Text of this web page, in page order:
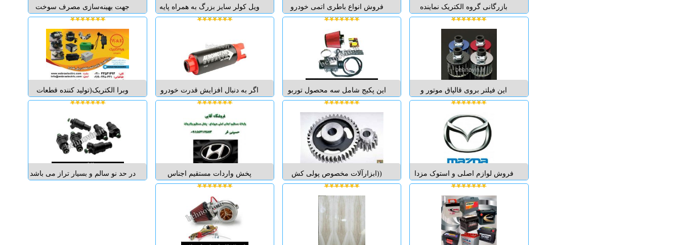
بازرگانی گروه الکتریک نماینده
انحصاری محصولات میتسوبیشی
الکتریک ژاپن در ایران و انواع
قطعات اتوماسیون صنعتی برند
میتسوبیشی الکتریک PLC . HMI
.INVERTERانواع این شرکت با
کادری مجرب آماده همکاری...
فروش انواع باطری اتمی خودرو
های سبک و سنگین با نازلترین قیمت
و بهترین کیفیت به همراه ضمانت
نامه معتبر Hexa - Solite - Platinum
- Daewoo - Hi ca- Delkor - Puma -
Singa - Indigo - Atlas - Hyundai - ...
ویل کولر سایز بزرگ به همراه پایه
فیلتر و تبدیلات و شیلنگ های فشار
شامل پایه فیلتر و لوله های فشار
قوی جهت نصب و راه اندازی می
باشد. این اویل کو...
جهت بهینه‌سازی مصرف سوخت
بهترین روش برای پایین آوردن هزینه
سوخت دارای تائیده از سازمان
محیط زیست امریکا و مرکز کنترل
آلودگی هوا این دستگاه یک مگنت
مغناطیسی از جنس نئودینیوم است
که در صنعت هواپیم...
این فیلتر بروی قالپاق موتور و
قسمت مکش هوای بخار روغن بسته
می شود و کارایی آن تصفیه هوای
ورودی و خروجی قالپاق موتور می
باشد. تحویل کالا درب منزل اطلاعات
بیشتر در فروشگاه تیونینگ بهنوین
برای اطلاعا...
این پکیج شامل سه محصول توربو
الکتریکی دو فن و فیلتر اسپورت هوا
خنک آمریکایی K&N و چیپ افزایش
شتاب دراگون می باشد. تحویل کالا
درب منزل اطلاعات بیشتر در
فروشگاه تیونینگ بهنوین برای
اطلاعات بیشتر دربا...
اگر به دنبال افزایش قدرت خودرو
به وسیله نصب توربو و سایر راه ها
هستید اولین کار برای آن خرید یک
پمپ سوخت حرفه ای و قدرتمند
می باشد تا با این عمل سوخت
بیشتری را به خودرو برسانید و موتور
خودرو دچار کمب...
وبرا الکتریک(تولید کننده قطعات
برقی خودرو) با تکیه بر نیروهای
تولید طی ربع قرن تلاش و با تاکید بر
کیفیت و دوام و ایجاد آرامش خاطر
برای مصرف کننده به عنوان یک برند
ملی شن...
فروش لوازم اصلی و استوک مزدا
323ومزدا3نیو شامل لنت - دیسک و
صفحه - دیسک چرخ - موتور –
گیربکس –استارت-ایل پمپ-جعبه
فرمان-پمپ کولر-اکسل-رادیاتور-
پمپ هیدرولیک در مدلهای مختلف از
2006-2007...
((ابزارآلات مخصوص پولی کش
خودروهای پژو- پراید- زانتیا- مگان))
شامل ابزارهای مکانیکی – جلوبندی
سازی – صافکاری – باطریسازی
همراه با آموزش ...
پخش واردات مستقیم اجناس
هیوندای (ماتیی-کروز) پخش مستقیم
واشرجات فروشگاه آقایی پخش
واشرجات آسیا فروش انواع واشر
خودرو انواع واشر خودرو پخش
واشر خودرو فروش واشر خودرو
واشر ده تن...
در حد نو سالم و بسیار تراز می باشد